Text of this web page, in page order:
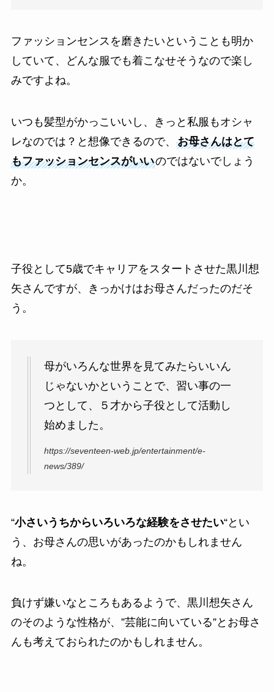
ファッションセンスを磨きたいということも明か
していて、どんな服でも着こなせそうなので楽し
みですよね。
いつも髪型がかっこいいし、きっと私服もオシャ
レなのでは？と想像できるので、 お母さんはとて
もファッションセンスがいいのではないでしょう
か。
子役として5歳でキャリアをスタートさせた黒川想
矢さんですが、きっかけはお母さんだったのだそ
う。
母がいろんな世界を見てみたらいいん
じゃないかということで、習い事の一
つとして、５才から子役として活動し
始めました。
https://seventeen-web.jp/entertainment/e-
news/389/
“小さいうちからいろいろな経験をさせたい“とい
う、お母さんの思いがあったのかもしれません
ね。
負けず嫌いなところもあるようで、黒川想矢さん
のそのような性格が、”芸能に向いている”とお母さ
んも考えておられたのかもしれません。